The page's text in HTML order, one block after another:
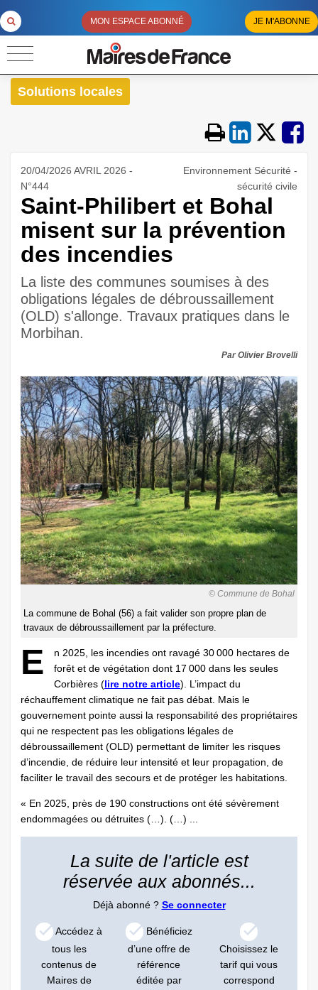
MON ESPACE ABONNÉ JE M'ABONNE
Solutions locales
20/04/2026 AVRIL 2026 -
N°444
Environnement Sécurité -
sécurité civile
Saint-Philibert et Bohal
misent sur la prévention
des incendies
La liste des communes soumises à des
obligations légales de débroussaillement
(OLD) s'allonge. Travaux pratiques dans le
Morbihan.
Par Olivier Brovelli
© Commune de Bohal
La commune de Bohal (56) a fait valider son propre plan de
travaux de débroussaillement par la préfecture.
E
n 2025, les incendies ont ravagé 30 000 hectares de
forêt et de végétation dont 17 000 dans les seules
Corbières (lire notre article). L’impact du
réchauffement climatique ne fait pas débat. Mais le
gouvernement pointe aussi la responsabilité des propriétaires
qui ne respectent pas les obligations légales de
débroussaillement (OLD) permettant de limiter les risques
d’incendie, de réduire leur intensité et leur propagation, de
faciliter le travail des secours et de protéger les habitations.
« En 2025, près de 190 constructions ont été sévèrement
endommagées ou détruites (…). (…) ...
La suite de l'article est
réservée aux abonnés...
Déjà abonné ? Se connecter
Accédez à
tous les
contenus de
Maires de
Bénéficiez
d’une offre de
référence
éditée par
Choisissez le
tarif qui vous
correspond